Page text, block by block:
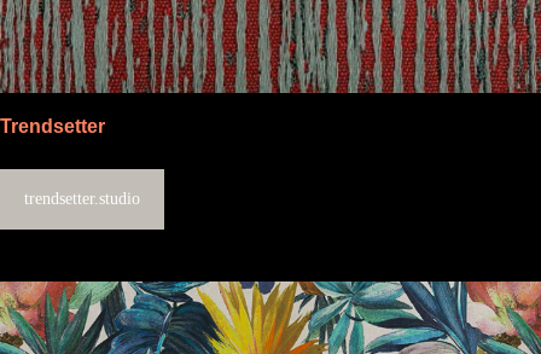
Trendsetter
trendsetter.studio